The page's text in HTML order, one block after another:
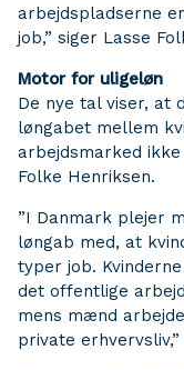
arbejdspladserne
job,” siger Lasse
Motor for uligeløn
De nye tal viser, at
løngabet mellem
arbejdsmarked
Folke Henriksen.
”I Danmark plejer
løngab med, at
typer job.
det offentlige
mens mænd
private